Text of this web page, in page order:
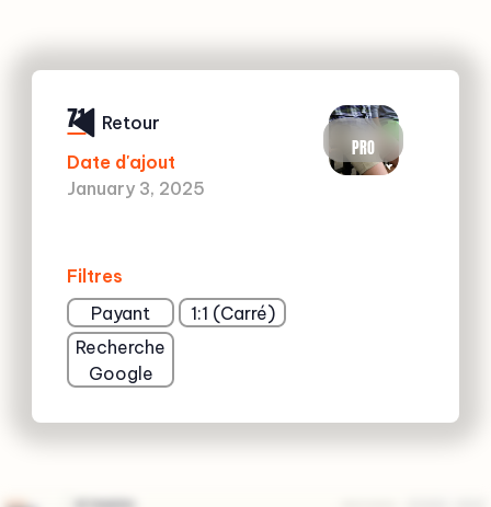
71
Date d'ajout
January 3, 2025
Filtres
Payant
1:1 (Carré)
Recherche
Google
PRO
Retour